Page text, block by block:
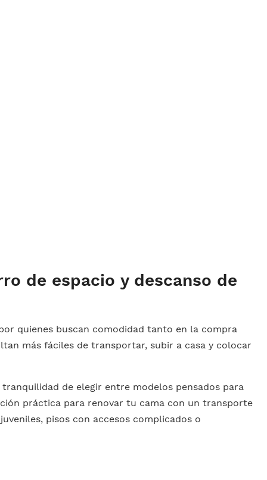
de espacio y descanso de
quienes buscan comodidad tanto en la compra
más fáciles de transportar, subir a casa y colocar
tranquilidad de elegir entre modelos pensados para
práctica para renovar tu cama con un transporte
pisos con accesos complicados o